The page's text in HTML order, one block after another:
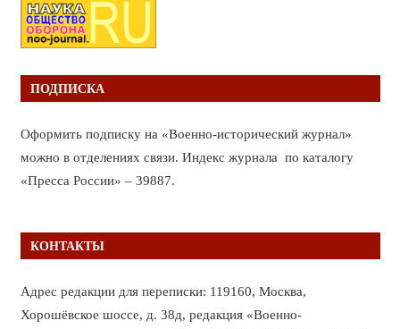
ПОДПИСКА
Оформить подписку на «Военно-исторический журнал»
можно в отделениях связи. Индекс журнала по каталогу
«Пресса России» – 39887.
КОНТАКТЫ
Адрес редакции для переписки: 119160, Москва,
Хорошёвское шоссе, д. 38д, редакция «Военно-